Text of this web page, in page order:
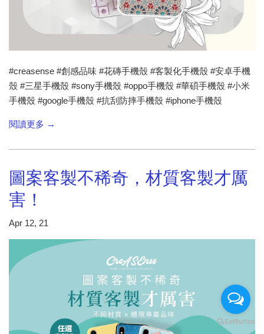
#creasense #創感品味 #花磚手機殼 #客製化手機殼 #安卓手機
殼 #三星手機殼 #sony手機殼 #oppo手機殼 #華碩手機殼 #小米
手機殼 #google手機殼 #抗刮防摔手機殼 #iphone手機殼
閱讀更多 →
圖案客製不稀奇，材質客製才厲
害！
Apr 12, 21